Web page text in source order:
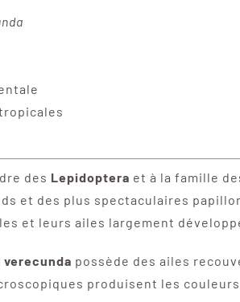
des Lepidoptera et à la famille
et des plus spectaculaires
et leurs ailes largement
verecunda possède des ailes
produisent les